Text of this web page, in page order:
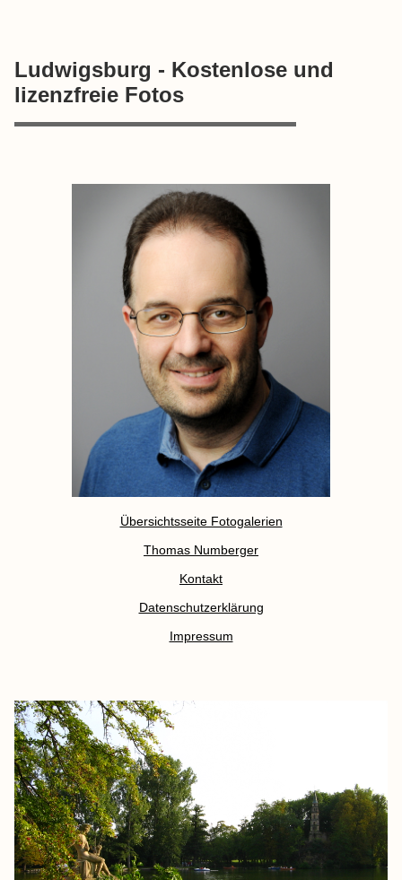
Ludwigsburg - Kostenlose und
lizenzfreie Fotos
Übersichtsseite Fotogalerien
Thomas Numberger
Kontakt
Datenschutzerklärung
Impressum